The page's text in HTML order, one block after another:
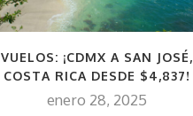
VUELOS: ¡CDMX A SAN JOSÉ,
COSTA RICA DESDE $4,837!
enero 28, 2025